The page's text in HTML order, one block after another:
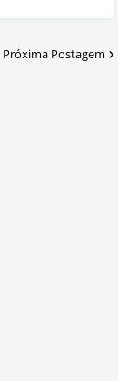
Próxima Postagem